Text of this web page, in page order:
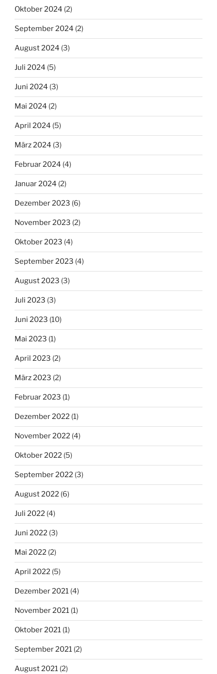
Oktober 2024 (2)
September 2024 (2)
August 2024 (3)
Juli 2024 (5)
Juni 2024 (3)
Mai 2024 (2)
April 2024 (5)
März 2024 (3)
Februar 2024 (4)
Januar 2024 (2)
Dezember 2023 (6)
November 2023 (2)
Oktober 2023 (4)
September 2023 (4)
August 2023 (3)
Juli 2023 (3)
Juni 2023 (10)
Mai 2023 (1)
April 2023 (2)
März 2023 (2)
Februar 2023 (1)
Dezember 2022 (1)
November 2022 (4)
Oktober 2022 (5)
September 2022 (3)
August 2022 (6)
Juli 2022 (4)
Juni 2022 (3)
Mai 2022 (2)
April 2022 (5)
Dezember 2021 (4)
November 2021 (1)
Oktober 2021 (1)
September 2021 (2)
August 2021 (2)